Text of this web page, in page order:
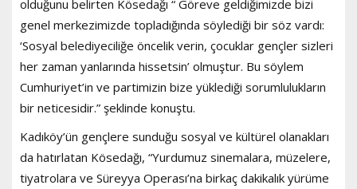
olduğunu belirten Kösedağı “ Göreve geldiğimizde bizi
genel merkezimizde topladığında söylediği bir söz vardı:
‘Sosyal belediyeciliğe öncelik verin, çocuklar gençler sizleri
her zaman yanlarında hissetsin’ olmuştur. Bu söylem
Cumhuriyet’in ve partimizin bize yüklediği sorumlulukların
bir neticesidir.” şeklinde konuştu.
Kadıköy’ün gençlere sunduğu sosyal ve kültürel olanakları
da hatırlatan Kösedağı, “Yurdumuz sinemalara, müzelere,
tiyatrolara ve Süreyya Operası’na birkaç dakikalık yürüme